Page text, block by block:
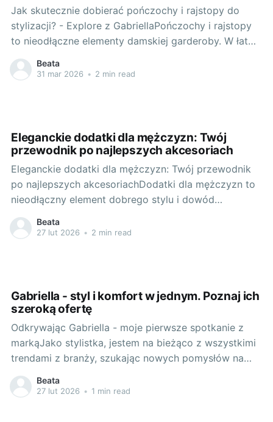
Jak skutecznie dobierać pończochy i rajstopy do
stylizacji? - Explore z GabriellaPończochy i rajstopy
to nieodłączne elementy damskiej garderoby. W łatwy
i szybki sposób potrafią odmienić każdą stylizację.
Poznajmy zasady skutecznego dobierania tych
Beata
31 mar 2026 • 2 min read
Eleganckie dodatki dla mężczyzn: Twój
przewodnik po najlepszych akcesoriach
Eleganckie dodatki dla mężczyzn: Twój przewodnik
po najlepszych akcesoriachDodatki dla mężczyzn to
nieodłączny element dobrego stylu i dowód
wyrafinowanego gustu. To one decydują o tym, jak
prezentujesz się na co dzień oraz podczas
Beata
27 lut 2026 • 2 min read
Gabriella - styl i komfort w jednym. Poznaj ich
szeroką ofertę
Odkrywając Gabriella - moje pierwsze spotkanie z
markąJako stylistka, jestem na bieżąco z wszystkimi
trendami z branży, szukając nowych pomysłów na
style i ciekawych marek. Właśnie w ten sposób
natknęłam się na Gabriellę - producenta wysokiej
Beata
27 lut 2026 • 1 min read